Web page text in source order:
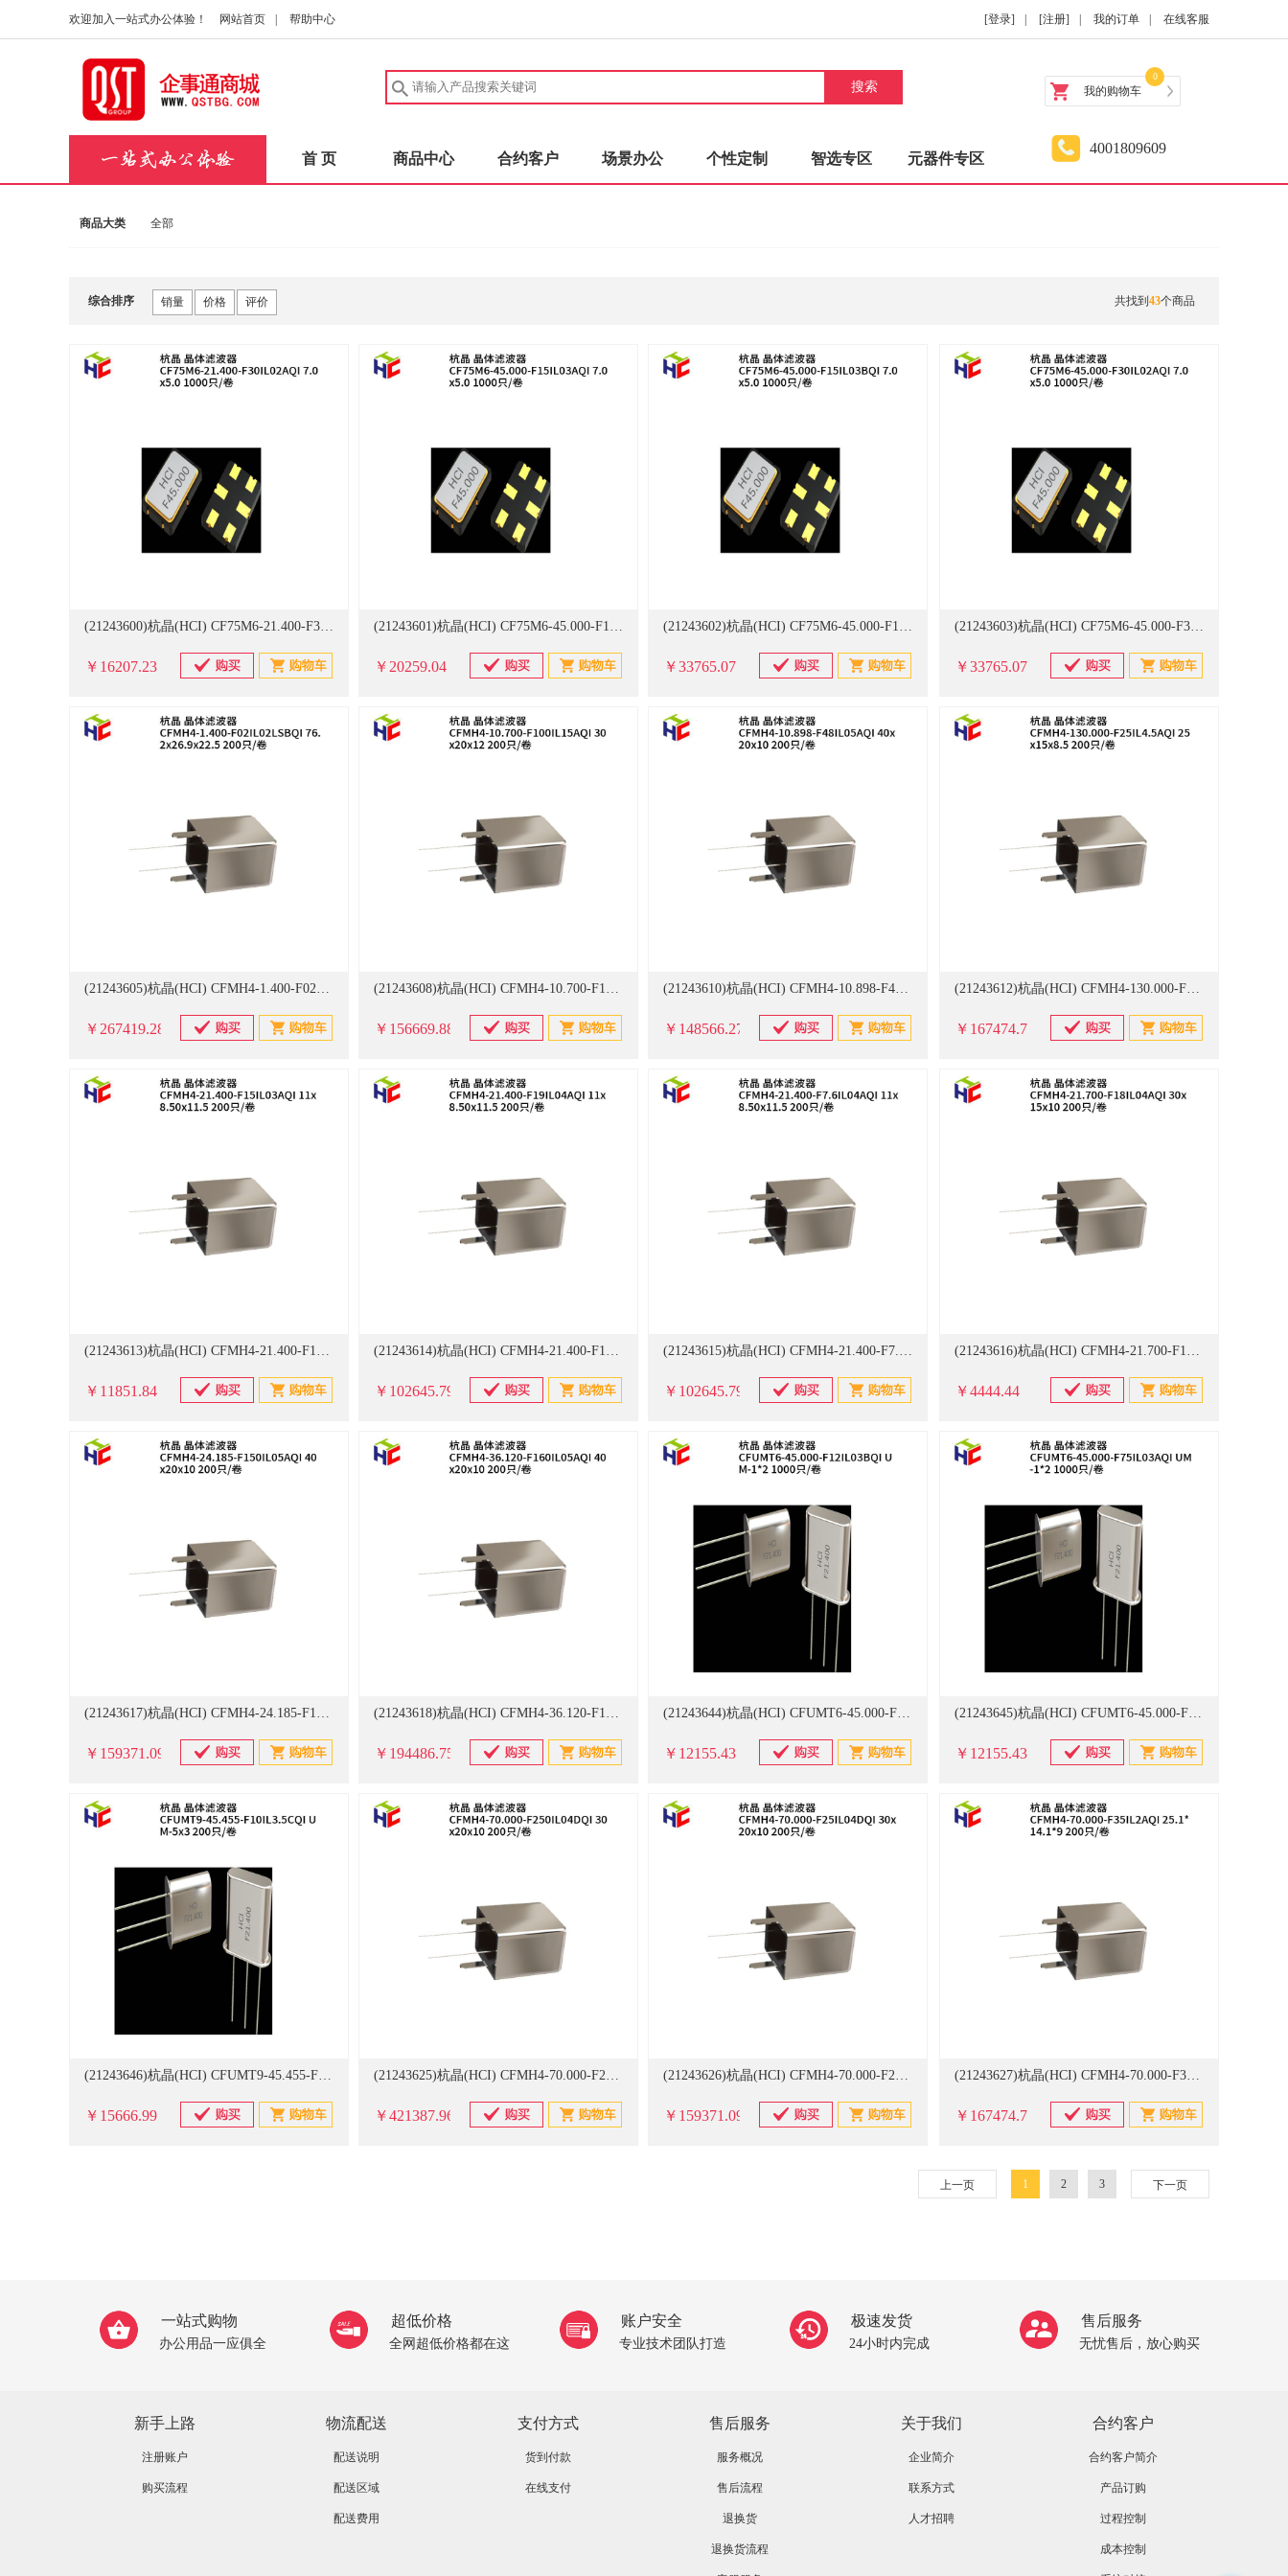
欢迎加入一站式办公体验！ 网站首页 帮助中心 [登录] [注册] 我的订单 在线客服
搜索 我的购物车
0
首 页 商品中心 合约客户 场景办公 个性定制 智选专区 元器件专区
4001809609
商品大类 全部
综合排序 销量 价格 评价 共找到 43个商品
(21243600)杭晶(HCI) CF75M6-21.400-F30IL02AQI 7.0x5.0 1000只/卷 晶体滤波器(单位：卷)
￥16207.23
(21243601)杭晶(HCI) CF75M6-45.000-F15IL03AQI 7.0x5.0 1000只/卷 晶体滤波器(单位：卷)
￥20259.04
(21243602)杭晶(HCI) CF75M6-45.000-F15IL03BQI 7.0x5.0 1000只/卷 晶体滤波器(单位：卷)
￥33765.07
(21243603)杭晶(HCI) CF75M6-45.000-F30IL02AQI 7.0x5.0 1000只/卷 晶体滤波器(单位：卷)
￥33765.07
(21243605)杭晶(HCI) CFMH4-1.400-F02IL02LSBQI 76.2x26.9x22.5 200只/卷 晶体滤波器(单位：卷)
￥267419.28
(21243608)杭晶(HCI) CFMH4-10.700-F100IL15AQI 30x20x12 200只/卷 晶体滤波器(单位：卷)
￥156669.88
(21243610)杭晶(HCI) CFMH4-10.898-F48IL05AQI 40x20x10 200只/卷 晶体滤波器(单位：卷)
￥148566.27
(21243612)杭晶(HCI) CFMH4-130.000-F25IL4.5AQI 25x15x8.5 200只/卷 晶体滤波器(单位：卷)
￥167474.7
(21243613)杭晶(HCI) CFMH4-21.400-F15IL03AQI 11x8.50x11.5 200只/卷 晶体滤波器(单位：卷)
￥11851.84
(21243614)杭晶(HCI) CFMH4-21.400-F19IL04AQI 11x8.50x11.5 200只/卷 晶体滤波器(单位：卷)
￥102645.79
(21243615)杭晶(HCI) CFMH4-21.400-F7.6IL04AQI 11x8.50x11.5 200只/卷 晶体滤波器(单位：卷)
￥102645.79
(21243616)杭晶(HCI) CFMH4-21.700-F18IL04AQI 30x15x10 200只/卷 晶体滤波器(单位：卷)
￥4444.44
(21243617)杭晶(HCI) CFMH4-24.185-F150IL05AQI 40x20x10 200只/卷 晶体滤波器(单位：卷)
￥159371.09
(21243618)杭晶(HCI) CFMH4-36.120-F160IL05AQI 40x20x10 200只/卷 晶体滤波器(单位：卷)
￥194486.75
(21243644)杭晶(HCI) CFUMT6-45.000-F12IL03BQI UM-1*2 1000只/卷 晶体滤波器(单位：卷)
￥12155.43
(21243645)杭晶(HCI) CFUMT6-45.000-F75IL03AQI UM-1*2 1000只/卷 晶体滤波器(单位：卷)
￥12155.43
(21243646)杭晶(HCI) CFUMT9-45.455-F10IL3.5CQI UM-5x3 200只/卷 晶体滤波器(单位：卷)
￥15666.99
(21243625)杭晶(HCI) CFMH4-70.000-F250IL04DQI 30x20x10 200只/卷 晶体滤波器(单位：卷)
￥421387.96
(21243626)杭晶(HCI) CFMH4-70.000-F25IL04DQI 30x20x10 200只/卷 晶体滤波器(单位：卷)
￥159371.09
(21243627)杭晶(HCI) CFMH4-70.000-F35IL2AQI 25.1*14.1*9 200只/卷 晶体滤波器(单位：卷)
￥167474.7
上一页 1 2 3 下一页
一站式购物
办公用品一应俱全
超低价格
全网超低价格都在这
账户安全
专业技术团队打造
极速发货
24小时内完成
售后服务
无忧售后，放心购买
新手上路
注册账户
购买流程
物流配送
配送说明
配送区域
配送费用
支付方式
货到付款
在线支付
售后服务
服务概况
售后流程
退换货
退换货流程
关于我们
企业简介
联系方式
人才招聘
合约客户
合约客户简介
产品订购
过程控制
成本控制